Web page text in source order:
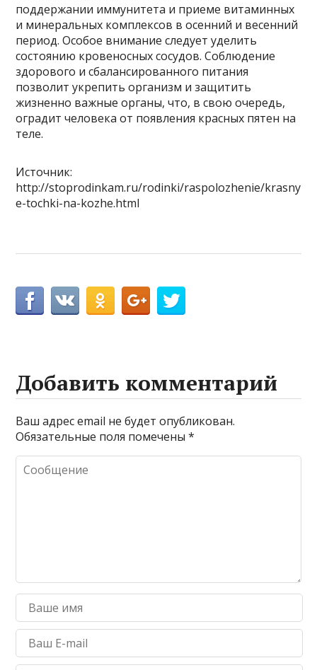
поддержании иммунитета и приеме витаминных
и минеральных комплексов в осенний и весенний
период. Особое внимание следует уделить
состоянию кровеносных сосудов. Соблюдение
здорового и сбалансированного питания
позволит укрепить организм и защитить
жизненно важные органы, что, в свою очередь,
оградит человека от появления красных пятен на
теле.
Источник:
http://stoprodinkam.ru/rodinki/raspolozhenie/krasny
e-tochki-na-kozhe.html
Добавить комментарий
Ваш адрес email не будет опубликован.
Обязательные поля помечены*